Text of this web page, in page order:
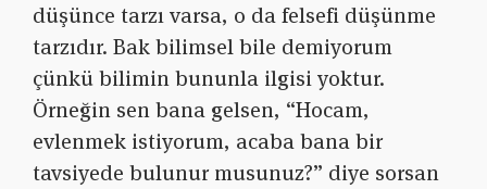
düşünce tarzı varsa, o da felsefi düşünme
tarzıdır. Bak bilimsel bile demiyorum
çünkü bilimin bununla ilgisi yoktur.
Örneğin sen bana gelsen, “Hocam,
evlenmek istiyorum, acaba bana bir
tavsiyede bulunur musunuz?” diye sorsan